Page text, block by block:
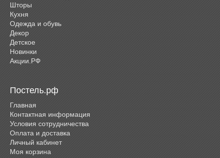
Шторы
Кухня
Одежда и обувь
Декор
Детское
Новинки
Акции.РФ
Постель.рф
Главная
Контактная информация
Условия сотрудничества
Оплата и доставка
Личный кабинет
Моя корзина